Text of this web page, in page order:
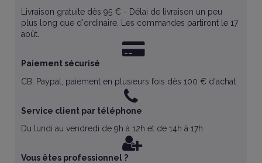
Livraison gratuite dès 95 € - Délai de livraison un peu
plus long que d'ordinaire. Les commandes partiront le 17
août.
Paiement sécurisé
CB, Paypal, paiement en plusieurs fois dès 100 € d'achat
Service client par téléphone
Du lundi au vendredi de 9h à 12h et de 14h à 17h
Vous êtes professionnel ?